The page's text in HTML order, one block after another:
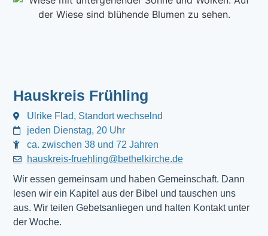
Hauskreis Frühling
Ulrike Flad, Standort wechselnd
jeden Dienstag, 20 Uhr
ca. zwischen 38 und 72 Jahren
hauskreis-fruehling@bethelkirche.de
Wir essen gemeinsam und haben Gemeinschaft. Dann
lesen wir ein Kapitel aus der Bibel und tauschen uns
aus. Wir teilen Gebetsanliegen und halten Kontakt unter
der Woche.